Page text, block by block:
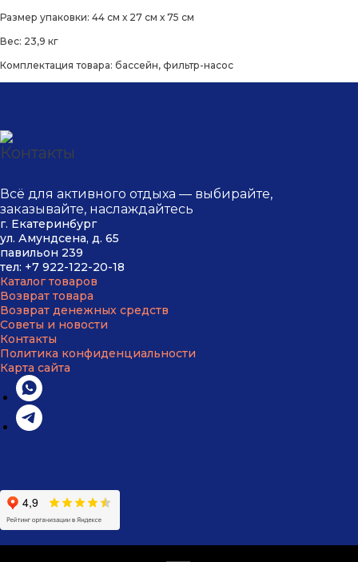
Размер упаковки: 44 см х 27 см х 75 см
Вес: 23,9 кг
Комплектация товара: бассейн, фильтр-насос
Всё для активного отдыха — выбирайте,
заказывайте, наслаждайтесь
г. Екатеринбург
ул. Амундсена, д. 65
павильон 239
тел: +7 922-122-20-18
Каталог товаров
Возврат товара
Возврат денежных средств
Советы и новости
Контакты
Политика конфиденциальности
Карта сайта